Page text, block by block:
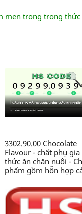
men trong trong thức
3302.90.00 Chocolate
Flavour - chất phụ gia
thức ăn chăn nuôi -
phẩm gồm hỗn hợp
dioxit,.., dạng bột,
gói 2kg/túi, dùng
sản xuất thức ăn chăn